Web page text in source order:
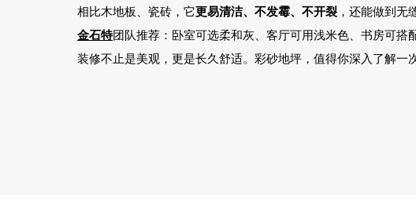
相比木地板、瓷砖，它更易清洁、不发霉、不开裂 ，还能做到无
金石特团队推荐：卧室可选柔和灰、客厅可用浅米色、书房可搭
装修不止是美观，更是长久舒适。彩砂地坪，值得你深入了解一次